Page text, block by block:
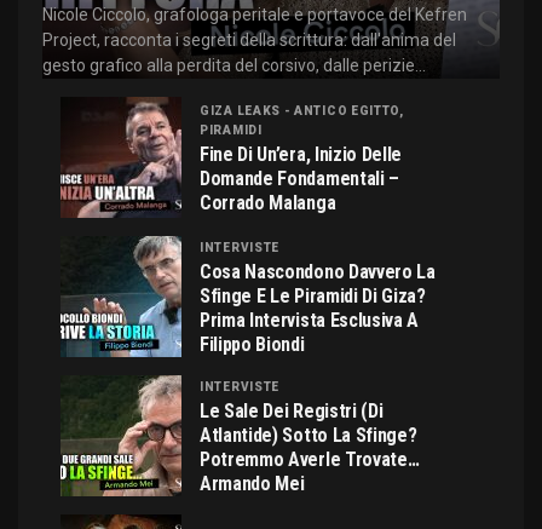
Nicole Ciccolo, grafologa peritale e portavoce del Kefren
Project, racconta i segreti della scrittura: dall'anima del
gesto grafico alla perdita del corsivo, dalle perizie...
GIZA LEAKS - ANTICO EGITTO,
PIRAMIDI
Fine Di Un’era, Inizio Delle
Domande Fondamentali –
Corrado Malanga
INTERVISTE
Cosa Nascondono Davvero La
Sfinge E Le Piramidi Di Giza?
Prima Intervista Esclusiva A
Filippo Biondi
INTERVISTE
Le Sale Dei Registri (di
Atlantide) Sotto La Sfinge?
Potremmo Averle Trovate…
Armando Mei